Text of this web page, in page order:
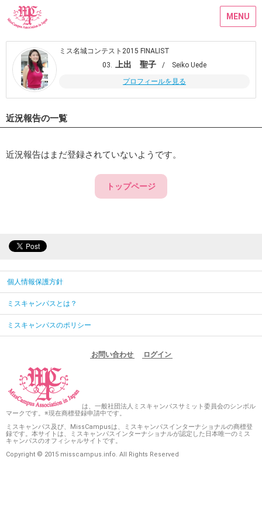
MENU
ミス名城コンテスト2015 FINALIST
03.
上出 聖子
/ Seiko Uede
プロフィールを見る
近況報告の一覧
近況報告はまだ登録されていないようです。
トップページ
個人情報保護方針
ミスキャンパスとは？
ミスキャンパスのポリシー
お問い合わせ ログイン
は、一般社団法人ミスキャンパスサミット委員会のシンボル
マークです。※現在商標登録申請中です。
ミスキャンパス及び、MissCampusは、ミスキャンパスインターナショナルの商標登
録です。本サイトは、ミスキャンパスインターナショナルが認定した日本唯一のミス
キャンパスのオフィシャルサイトです。
Copyright © 2015 misscampus.info. All Rights Reserved